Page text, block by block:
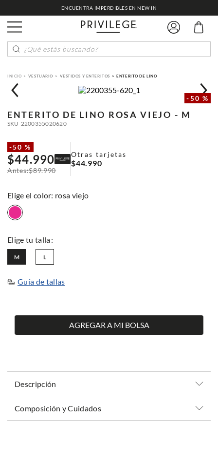
ENCUENTRA IMPERDIBLES EN NEW IN
¿Qué estás buscando?
VESTUARIO VESTIDOS Y ENTERITOS ENTERITO DE LINO
-50 %
ENTERITO DE LINO ROSA VIEJO - M
SKU 2200355020620
-50 %
$44.990
$89.990
Otras tarjetas
$44.990
: rosa viejo
L
M
Guía de tallas
AGREGAR A MI BOLSA
Descripción
Composición y Cuidados